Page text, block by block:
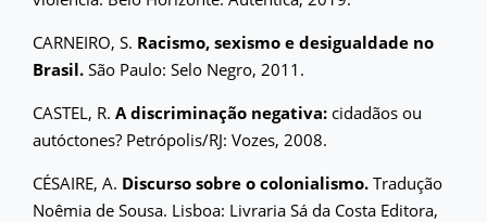
CARNEIRO, S. Racismo, sexismo e desigualdade no
Brasil. São Paulo: Selo Negro, 2011.
CASTEL, R. A discriminação negativa: cidadãos ou
autóctones? Petrópolis/RJ: Vozes, 2008.
CÉSAIRE, A. Discurso sobre o colonialismo. Tradução
Noêmia de Sousa. Lisboa: Livraria Sá da Costa Editora,